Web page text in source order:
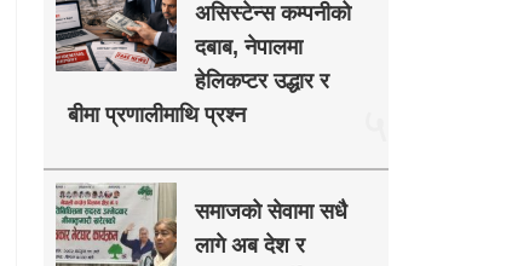
असिस्टेन्स कम्पनीको
दबाब, नेपालमा
हेलिकप्टर उद्धार र
बीमा प्रणालीमाथि प्रश्न
समाजको सेवामा सधै
लागे अब देश र